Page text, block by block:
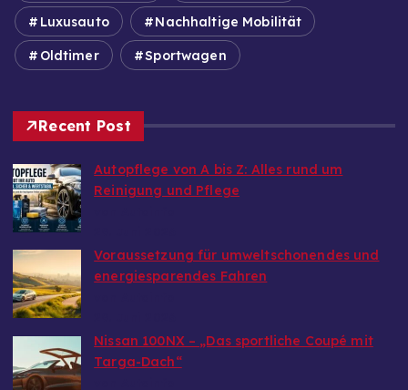
Luxusauto Nachhaltige Mobilität
Oldtimer Sportwagen
Recent Post
Autopflege von A bis Z: Alles rund um
Reinigung und Pflege
Voraussetzung für umweltschonendes und
energiesparendes Fahren
Nissan 100NX – „Das sportliche Coupé mit
Targa-Dach“